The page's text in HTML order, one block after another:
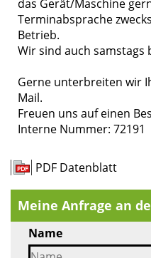
das Gerät/Maschine
Terminabsprache
Betrieb.
Wir sind auch samstags
Gerne unterbreiten wir
Mail.
Freuen uns auf einen
Interne Nummer: 72191
PDF Datenblatt
Meine Anfrage an
Name